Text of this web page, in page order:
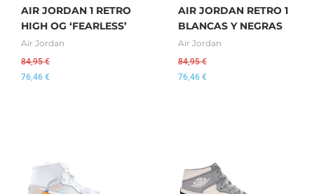
AIR JORDAN 1 RETRO
HIGH OG ‘FEARLESS’
Air Jordan
84,95€
76,46 €
AIR JORDAN RETRO 1
BLANCAS Y NEGRAS
Air Jordan
84,95€
76,46 €